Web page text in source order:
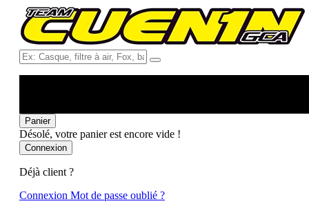
Ex:
Casque,
Fox,
...
Panier
Désolé, votre panier est encore vide !
Connexion
Déjà client ?
Connexion Mot de passe oublié ?